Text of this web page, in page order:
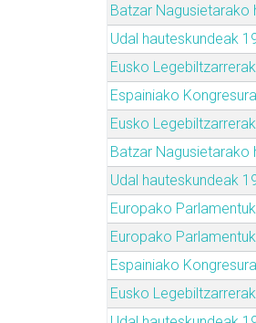
Batzar Nagusietarako
Udal hauteskundeak
Eusko
Espainiako
Eusko
Batzar Nagusietarako
Udal hauteskundeak
Europako
Europako
Espainiako
Eusko